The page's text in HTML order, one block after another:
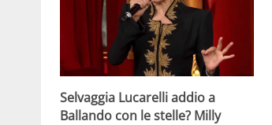
Selvaggia Lucarelli addio a
Ballando con le stelle? Milly